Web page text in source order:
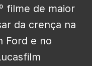
filme de maior
da crença na
Ford e no